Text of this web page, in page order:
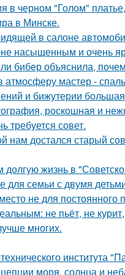
в черном "Голом"
в Минске.
в салоне
насыщенным и очень
бибер объяснила,
мастер -
и бижутерии
роскошная и
требуется совет.
нам достался старый
жизнь в
для семьи с двумя
не для постоянного
не пьёт, не
многих.
института
моря, солнца и